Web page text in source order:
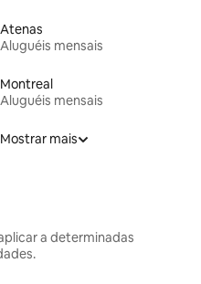
Atenas
Aluguéis mensais
Montreal
Aluguéis mensais
Mostrar mais
a determinadas